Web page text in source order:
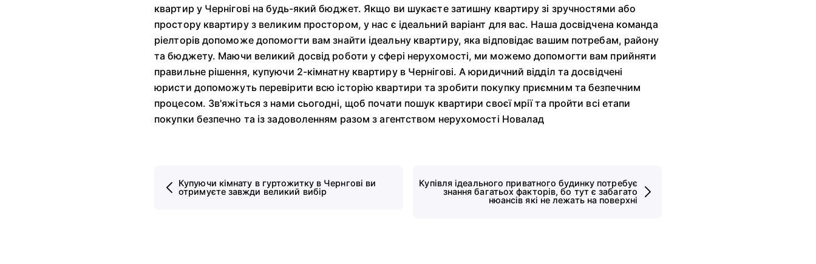
квартир у Чернігові на будь-який бюджет. Якщо ви шукаєте затишну квартиру зі зручностями або
простору квартиру з великим простором, у нас є ідеальний варіант для вас. Наша досвідчена команда
ріелторів допоможе допомогти вам знайти ідеальну квартиру, яка відповідає вашим потребам, району
та бюджету. Маючи великий досвід роботи у сфері нерухомості, ми можемо допомогти вам прийняти
правильне рішення, купуючи 2-кімнатну квартиру в Чернігові. А юридичний відділ та досвідчені
юристи допоможуть перевірити всю історію квартири та зробити покупку приємним та безпечним
процесом. Зв'яжіться з нами сьогодні, щоб почати пошук квартири своєї мрії та пройти всі етапи
покупки безпечно та із задоволенням разом з агентством нерухомості Новалад
Купуючи кімнату в гуртожитку в Чернгові ви
отримуєте завжди великий вибір
Купівля ідеального приватного будинку потребує
знання багатьох факторів, бо тут є забагато
нюансів які не лежать на поверхні